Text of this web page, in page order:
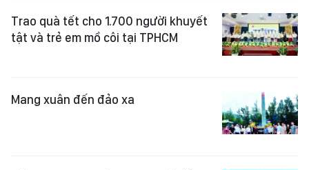
Trao quà tết cho 1.700 người khuyết
tật và trẻ em mồ côi tại TPHCM
Mang xuân đến đảo xa